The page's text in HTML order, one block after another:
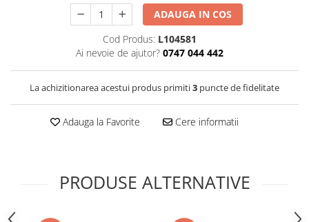
ADAUGA IN COS
Cod Produs: L104581
Ai nevoie de ajutor? 0747 044 442
La achizitionarea acestui produs primiti3 puncte de fidelitate
Adauga la Favorite Cere informatii
PRODUSE ALTERNATIVE